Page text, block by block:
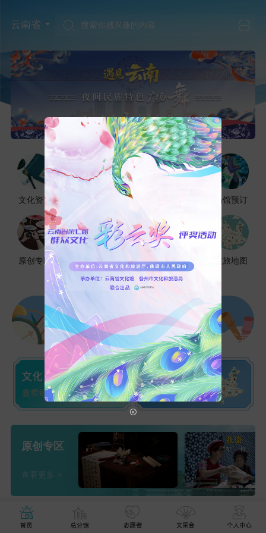
云南省 搜索你感兴趣的内容
文化资讯 文化活动 场馆预订
原创专区 非遗传承 艺术鉴赏 线上展览 文旅地图
原创专区
查看更多 >
最新资讯